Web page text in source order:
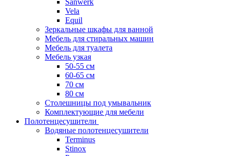
Sanwerk
Vela
Equil
Зеркальные шкафы для ванной
Мебель для стиральных машин
Мебель для туалета
Мебель узкая
50-55 см
60-65 см
70 см
80 см
Столешницы под умывальник
Комплектующие для мебели
Полотенцесушители
Водяные полотенцесушители
Terminus
Stinox